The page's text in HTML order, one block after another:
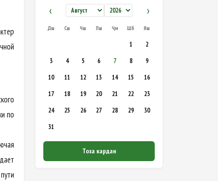
по
‹ ›
Дш Сш Чш Пш Ҷм Шб Яш
1
2
3
4 5 6 7 8
9
10
11 12 13 14 15
16
17
18 19 20 21 22
23
24
25 26 27 28 29
30
31
Тоза кардан